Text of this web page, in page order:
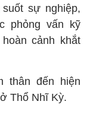
sự nghiệp,
phỏng vấn kỹ
cảnh khắt
thân đến hiện
Thổ Nhĩ Kỳ.